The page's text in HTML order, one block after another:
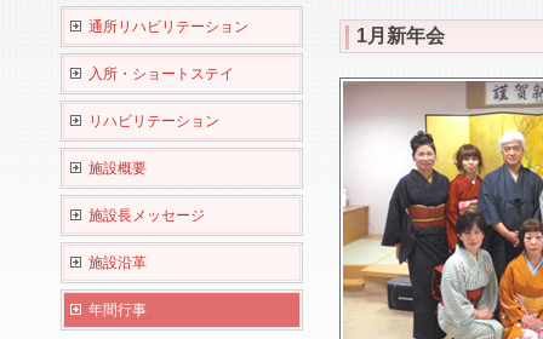
1月新年会
通所リハビリテーション
入所・ショートステイ
リハビリテーション
施設概要
施設長メッセージ
施設沿革
年間行事